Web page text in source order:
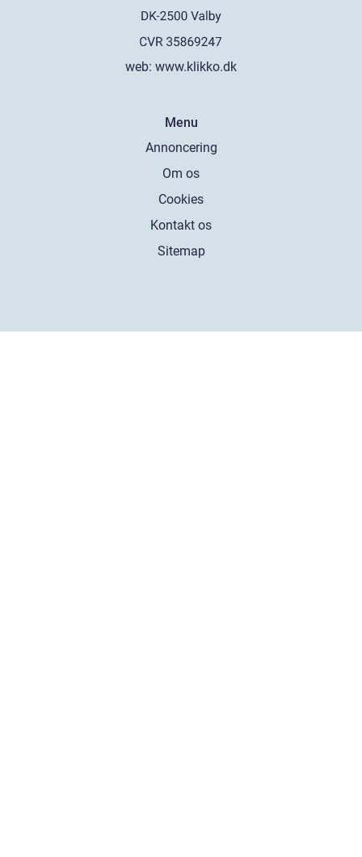
web: www.klikko.dk
Menu
Annoncering
Om os
Cookies
Kontakt os
Sitemap